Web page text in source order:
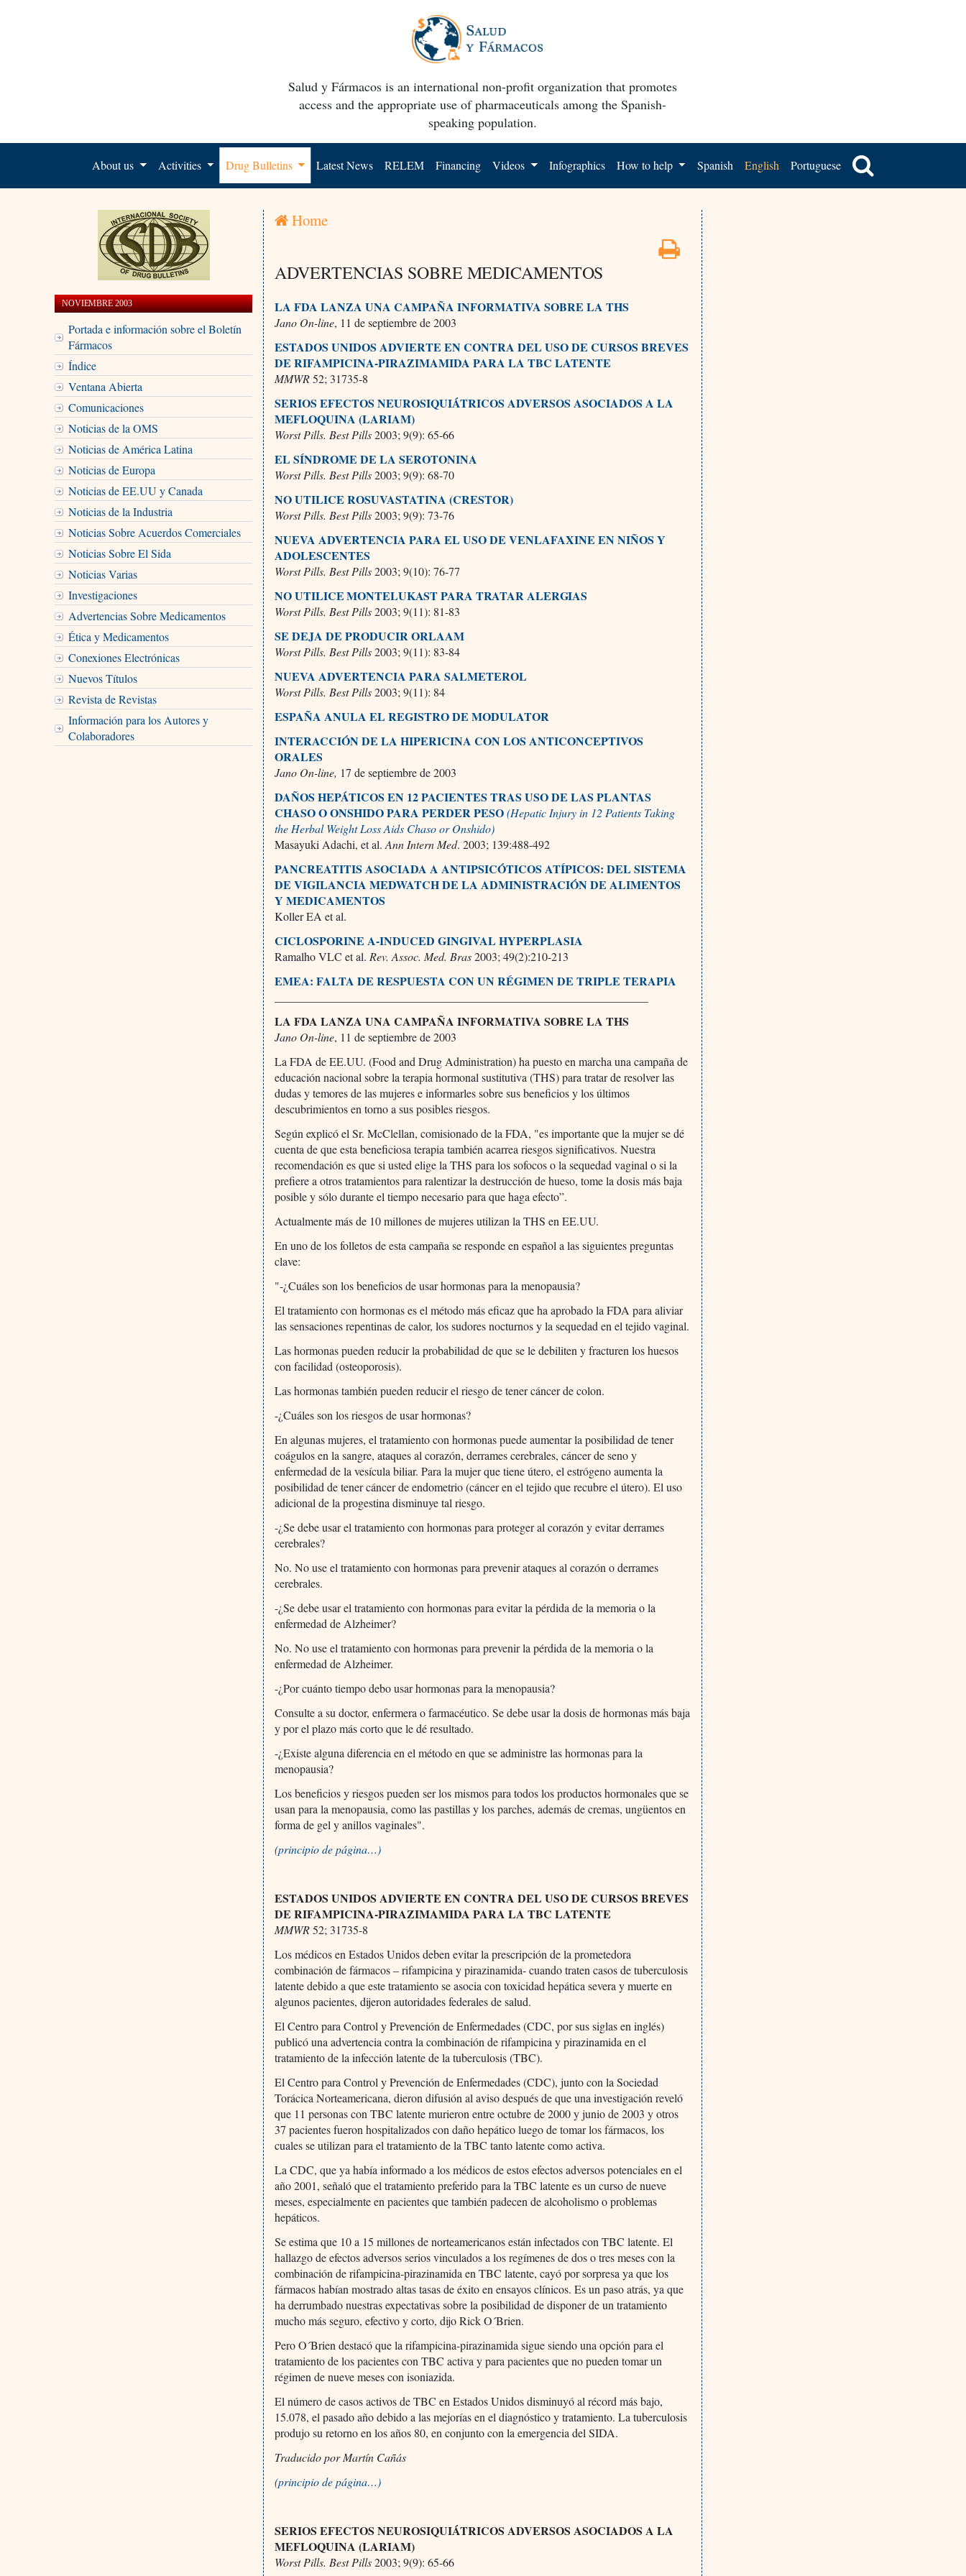
Salud y Fármacos is an international non-profit organization that promotes
access and the appropriate use of pharmaceuticals among the Spanish-
speaking population.
About us Activities Drug Bulletins Latest News RELEM Financing Videos Infographics How to help Spanish English Portuguese
NOVIEMBRE 2003
Portada e información sobre el Boletín
Fármacos
Índice
Ventana Abierta
Comunicaciones
Noticias de la OMS
Noticias de América Latina
Noticias de Europa
Noticias de EE.UU y Canada
Noticias de la Industria
Noticias Sobre Acuerdos Comerciales
Noticias Sobre El Sida
Noticias Varias
Investigaciones
Advertencias Sobre Medicamentos
Ética y Medicamentos
Conexiones Electrónicas
Nuevos Títulos
Revista de Revistas
Información para los Autores y
Colaboradores
Home
ADVERTENCIAS SOBRE MEDICAMENTOS
LA FDA LANZA UNA CAMPAÑA INFORMATIVA SOBRE LA THS
Jano On-line, 11 de septiembre de 2003
ESTADOS UNIDOS ADVIERTE EN CONTRA DEL USO DE CURSOS BREVES
DE RIFAMPICINA-PIRAZIMAMIDA PARA LA TBC LATENTE
MMWR52; 31735-8
SERIOS EFECTOS NEUROSIQUIÁTRICOS ADVERSOS ASOCIADOS A LA
MEFLOQUINA (LARIAM)
Worst Pills. Best Pills2003; 9(9): 65-66
EL SÍNDROME DE LA SEROTONINA
Worst Pills. Best Pills2003; 9(9): 68-70
NO UTILICE ROSUVASTATINA (CRESTOR)
Worst Pills. Best Pills2003; 9(9): 73-76
NUEVA ADVERTENCIA PARA EL USO DE VENLAFAXINE EN NIÑOS Y
ADOLESCENTES
Worst Pills. Best Pills2003; 9(10): 76-77
NO UTILICE MONTELUKAST PARA TRATAR ALERGIAS
Worst Pills. Best Pills2003; 9(11): 81-83
SE DEJA DE PRODUCIR ORLAAM
Worst Pills. Best Pills2003; 9(11): 83-84
NUEVA ADVERTENCIA PARA SALMETEROL
Worst Pills. Best Pills2003; 9(11): 84
ESPAÑA ANULA EL REGISTRO DE MODULATOR
INTERACCIÓN DE LA HIPERICINA CON LOS ANTICONCEPTIVOS
ORALES
Jano On-line, 17 de septiembre de 2003
DAÑOS HEPÁTICOS EN 12 PACIENTES TRAS USO DE LAS PLANTAS
CHASO O ONSHIDO PARA PERDER PESO(Hepatic Injury in 12 Patients Taking
the Herbal Weight Loss Aids Chaso or Onshido)
Masayuki Adachi, et al.Ann Intern Med. 2003; 139:488-492
PANCREATITIS ASOCIADA A ANTIPSICÓTICOS ATÍPICOS: DEL SISTEMA
DE VIGILANCIA MEDWATCH DE LA ADMINISTRACIÓN DE ALIMENTOS
Y MEDICAMENTOS
Koller EA et al.
CICLOSPORINE A-INDUCED GINGIVAL HYPERPLASIA
Ramalho VLC et al. Rev. Assoc. Med. Bras2003; 49(2):210-213
EMEA: FALTA DE RESPUESTA CON UN RÉGIMEN DE TRIPLE TERAPIA
LA FDA LANZA UNA CAMPAÑA INFORMATIVA SOBRE LA THS
Jano On-line, 11 de septiembre de 2003
La FDA de EE.UU. (Food and Drug Administration) ha puesto en marcha una campaña de
educación nacional sobre la terapia hormonal sustitutiva (THS) para tratar de resolver las
dudas y temores de las mujeres e informarles sobre sus beneficios y los últimos
descubrimientos en torno a sus posibles riesgos.
Según explicó el Sr. McClellan, comisionado de la FDA, "es importante que la mujer se dé
cuenta de que esta beneficiosa terapia también acarrea riesgos significativos. Nuestra
recomendación es que si usted elige la THS para los sofocos o la sequedad vaginal o si la
prefiere a otros tratamientos para ralentizar la destrucción de hueso, tome la dosis más baja
posible y sólo durante el tiempo necesario para que haga efecto”.
Actualmente más de 10 millones de mujeres utilizan la THS en EE.UU.
En uno de los folletos de esta campaña se responde en español a las siguientes preguntas
clave:
"-¿Cuáles son los beneficios de usar hormonas para la menopausia?
El tratamiento con hormonas es el método más eficaz que ha aprobado la FDA para aliviar
las sensaciones repentinas de calor, los sudores nocturnos y la sequedad en el tejido vaginal.
Las hormonas pueden reducir la probabilidad de que se le debiliten y fracturen los huesos
con facilidad (osteoporosis).
Las hormonas también pueden reducir el riesgo de tener cáncer de colon.
-¿Cuáles son los riesgos de usar hormonas?
En algunas mujeres, el tratamiento con hormonas puede aumentar la posibilidad de tener
coágulos en la sangre, ataques al corazón, derrames cerebrales, cáncer de seno y
enfermedad de la vesícula biliar. Para la mujer que tiene útero, el estrógeno aumenta la
posibilidad de tener cáncer de endometrio (cáncer en el tejido que recubre el útero). El uso
adicional de la progestina disminuye tal riesgo.
-¿Se debe usar el tratamiento con hormonas para proteger al corazón y evitar derrames
cerebrales?
No. No use el tratamiento con hormonas para prevenir ataques al corazón o derrames
cerebrales.
-¿Se debe usar el tratamiento con hormonas para evitar la pérdida de la memoria o la
enfermedad de Alzheimer?
No. No use el tratamiento con hormonas para prevenir la pérdida de la memoria o la
enfermedad de Alzheimer.
-¿Por cuánto tiempo debo usar hormonas para la menopausia?
Consulte a su doctor, enfermera o farmacéutico. Se debe usar la dosis de hormonas más baja
y por el plazo más corto que le dé resultado.
-¿Existe alguna diferencia en el método en que se administre las hormonas para la
menopausia?
Los beneficios y riesgos pueden ser los mismos para todos los productos hormonales que se
usan para la menopausia, como las pastillas y los parches, además de cremas, ungüentos en
forma de gel y anillos vaginales".
(principio de página…)
ESTADOS UNIDOS ADVIERTE EN CONTRA DEL USO DE CURSOS BREVES
DE RIFAMPICINA-PIRAZIMAMIDA PARA LA TBC LATENTE
MMWR52; 31735-8
Los médicos en Estados Unidos deben evitar la prescripción de la prometedora
combinación de fármacos – rifampicina y pirazinamida- cuando traten casos de tuberculosis
latente debido a que este tratamiento se asocia con toxicidad hepática severa y muerte en
algunos pacientes, dijeron autoridades federales de salud.
El Centro para Control y Prevención de Enfermedades (CDC, por sus siglas en inglés)
publicó una advertencia contra la combinación de rifampicina y pirazinamida en el
tratamiento de la infección latente de la tuberculosis (TBC).
El Centro para Control y Prevención de Enfermedades (CDC), junto con la Sociedad
Torácica Norteamericana, dieron difusión al aviso después de que una investigación reveló
que 11 personas con TBC latente murieron entre octubre de 2000 y junio de 2003 y otros
37 pacientes fueron hospitalizados con daño hepático luego de tomar los fármacos, los
cuales se utilizan para el tratamiento de la TBC tanto latente como activa.
La CDC, que ya había informado a los médicos de estos efectos adversos potenciales en el
año 2001, señaló que el tratamiento preferido para la TBC latente es un curso de nueve
meses, especialmente en pacientes que también padecen de alcoholismo o problemas
hepáticos.
Se estima que 10 a 15 millones de norteamericanos están infectados con TBC latente. El
hallazgo de efectos adversos serios vinculados a los regímenes de dos o tres meses con la
combinación de rifampicina-pirazinamida en TBC latente, cayó por sorpresa ya que los
fármacos habían mostrado altas tasas de éxito en ensayos clínicos. Es un paso atrás, ya que
ha derrumbado nuestras expectativas sobre la posibilidad de disponer de un tratamiento
mucho más seguro, efectivo y corto, dijo Rick O´Brien.
Pero O´Brien destacó que la rifampicina-pirazinamida sigue siendo una opción para el
tratamiento de los pacientes con TBC activa y para pacientes que no pueden tomar un
régimen de nueve meses con isoniazida.
El número de casos activos de TBC en Estados Unidos disminuyó al récord más bajo,
15.078, el pasado año debido a las mejorías en el diagnóstico y tratamiento. La tuberculosis
produjo su retorno en los años 80, en conjunto con la emergencia del SIDA.
Traducido por Martín Cañás
(principio de página…)
SERIOS EFECTOS NEUROSIQUIÁTRICOS ADVERSOS ASOCIADOS A LA
MEFLOQUINA (LARIAM)
Worst Pills. Best Pills2003; 9(9): 65-66